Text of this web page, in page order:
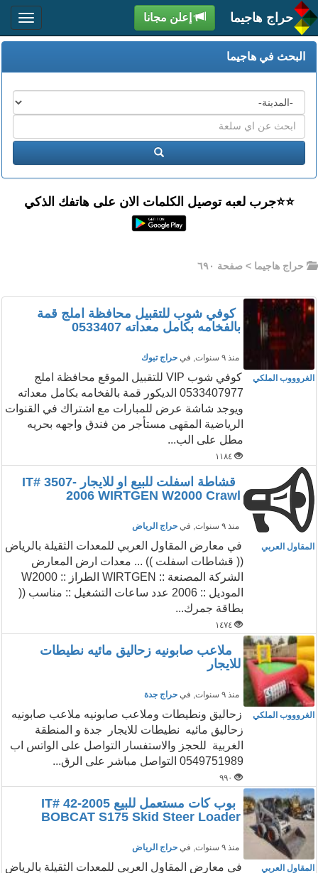
حراج هاجيما إعلن مجانا
البحث في هاجيما
المدن
اكتب
عبارة
البحث
ابحث
⭐️⭐جرب لعبه توصيل الكلمات الان على هاتفك الذكي
حراج هاجيما > صفحة ٦٩٠
كوفي شوب للتقبيل محافظة املج قمة
بالفخامه بكامل معداته 0533407
منذ ٩ سنوات , في حراج تبوك
الغروووب الملكي
كوفي شوب VIP للتقبيل الموقع محافظة املج
0533407977 الديكور قمة بالفخامه بكامل معداته
ويوجد شاشة عرض للمبارات مع اشتراك في القنوات
الرياضية المقهى مستأجر من فندق واجهه بحريه
مطل على الب...
١١٨٤
قشاطة اسفلت للبيع او للايجار IT# 3507-
2006 WIRTGEN W2000 Crawl
منذ ٩ سنوات , في حراج الرياض
المقاول العربي
في معارض المقاول العربي للمعدات الثقيلة بالرياض
(( قشاطات اسفلت )) ... معدات ارض المعارض
الشركة المصنعة :: WIRTGEN الطراز :: W2000
الموديل :: 2006 عدد ساعات التشغيل :: مناسب ((
بطاقة جمرك...
١٤٧٤
ملاعب صابونيه زحاليق مائيه نطيطات
للايجار
منذ ٩ سنوات , في حراج جدة
الغروووب الملكي
زحاليق ونطيطات وملاعب صابونيه ملاعب صابونيه
زحاليق مائيه نطيطات للايجار جدة و المنطقة
الغربية للحجز والاستفسار التواصل على الواتس اب
0549751989 التواصل مباشر على الرق...
٩٩٠
بوب كات مستعمل للبيع IT# 42-2005
BOBCAT S175 Skid Steer Loader
منذ ٩ سنوات , في حراج الرياض
المقاول العربي
في معارض المقاول العربي للمعدات الثقيلة بالرياض